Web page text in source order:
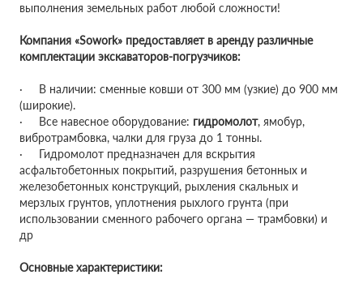
выполнения земельных работ любой сложности!
Компания «Sowork» предоставляет в аренду различные
комплектации экскаваторов-погрузчиков:
· В наличии: сменные ковши от 300 мм (узкие) до 900 мм
(широкие).
· Все навесное оборудование: гидромолот, ямобур,
вибротрамбовка, чалки для груза до 1 тонны.
· Гидромолот предназначен для вскрытия
асфальтобетонных покрытий, разрушения бетонных и
железобетонных конструкций, рыхления скальных и
мерзлых грунтов, уплотнения рыхлого грунта (при
использовании сменного рабочего органа — трамбовки) и
др
Основные характеристики: